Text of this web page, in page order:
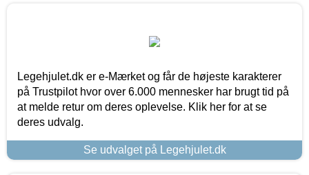
Legehjulet.dk er e-Mærket og får de højeste karakterer
på Trustpilot hvor over 6.000 mennesker har brugt tid på
at melde retur om deres oplevelse. Klik her for at se
deres udvalg.
Se udvalget på Legehjulet.dk